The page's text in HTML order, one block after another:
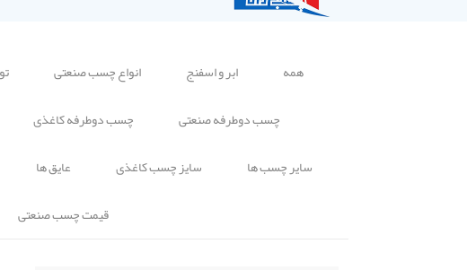
همه ابر و اسفنج انواع چسب صنعتی
چسب دوطرفه صنعتی
چسب دوطرفه کاغذی
سایر چسب ها
سایز چسب کاغذی عایق ها
قیمت چسب صنعتی